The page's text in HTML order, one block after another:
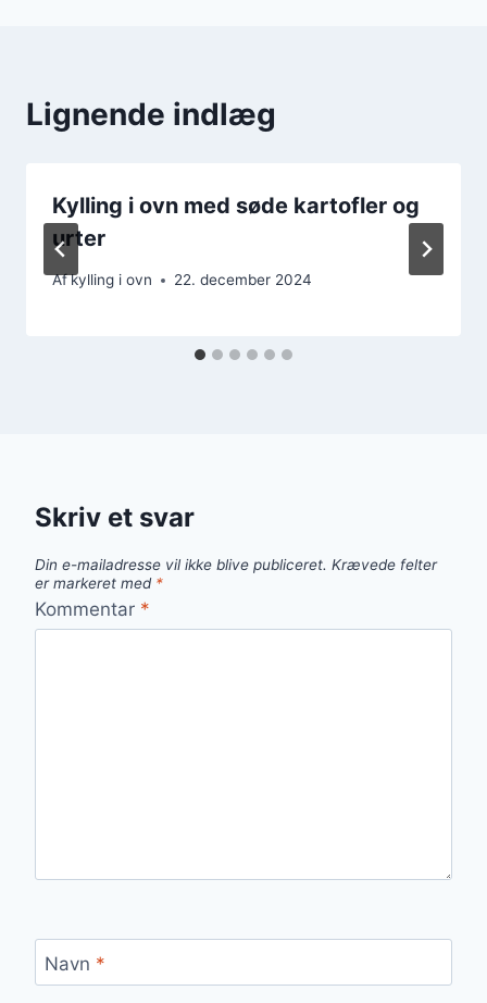
Lignende indlæg
Kylling i ovn med søde kartofler og
urter
Afkylling i ovn 22. december 2024
Skriv et svar
Din e-mailadresse vil ikke blive publiceret. Krævede felter
er markeret med *
Kommentar *
Navn *